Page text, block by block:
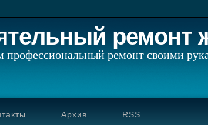
ремонт
профессиональный ремонт своими
Архив RSS